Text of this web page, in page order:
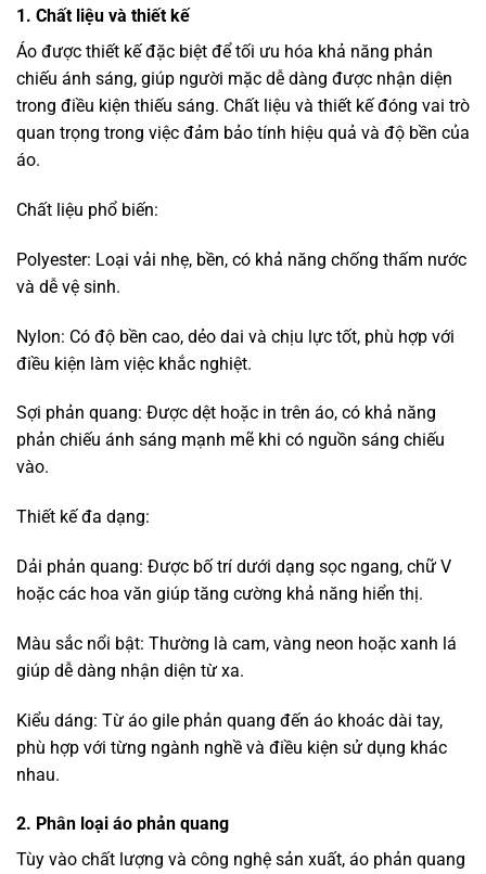
Dải phản quang: Được bố trí dưới dạng sọc ngang, chữ V
hoặc các hoa văn giúp tăng cường khả năng hiển thị.
Màu sắc nổi bật: Thường là cam, vàng neon hoặc xanh lá
giúp dễ dàng nhận diện từ xa.
Kiểu dáng: Từ áo gile phản quang đến áo khoác dài tay,
phù hợp với từng ngành nghề và điều kiện sử dụng khác
nhau.
2. Phân loại áo phản quang
Tùy vào chất lượng và công nghệ sản xuất, áo phản quang
được chia thành hai loại chính:
Áo phản quang cao cấp:
Chất liệu chống thấm, chống bám bụi và có khả năng
diện trong mọi điều kiện ánh sáng.
thể thao.
107 (Mỹ).
Áo phản quang chất lượng:
Được sản xuất theo tiêu chuẩn quốc tế, đảm bảo độ phản
quang tốt.